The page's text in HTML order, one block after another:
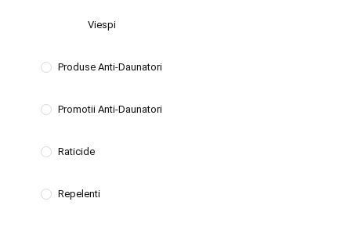
Viespi
Produse Anti-Daunatori
Promotii Anti-Daunatori
Raticide
Repelenti